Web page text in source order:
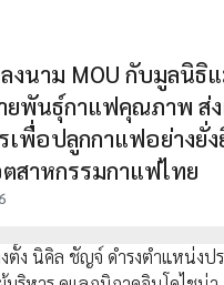
งนาม MOU กับมูลนิธิ
พันธุ์กาแฟคุณภาพ ส่ง
เพื่อปลูกกาแฟอย่างยั่
สาหกรรมกาแฟไทย